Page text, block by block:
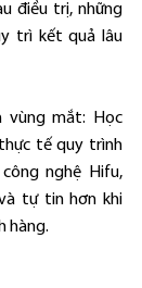
điều trị, những
trì kết quả lâu
vùng mắt: Học
tế quy trình
nghệ Hifu,
tự tin hơn khi
hàng.